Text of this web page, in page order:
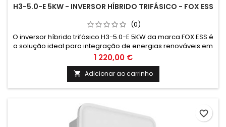
H3-5.0-E 5KW - INVERSOR HÍBRIDO TRIFÁSICO - FOX ESS
(0)
O inversor híbrido trifásico H3-5.0-E 5KW da marca FOX ESS é
a solução ideal para integração de energias renováveis em
sistemas de climatização. Garante eficiência energética e
sustentabilidade, proporcionando economia e conforto
para residências e empresas. Preços válidos até 30/6/2025
na compra conjunta com paineis fotovoltaicos. Compra sem
paineis...
1 220,00 €
 Adicionar ao carrinho
favorite_border